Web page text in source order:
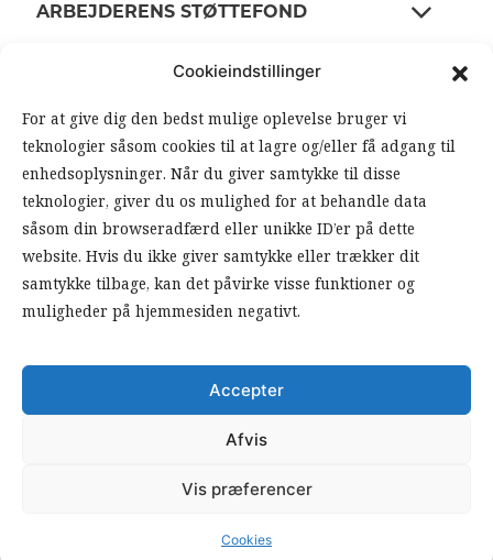
Cookieindstillinger
For at give dig den bedst mulige oplevelse bruger vi
teknologier såsom cookies til at lagre og/eller få adgang til
enhedsoplysninger. Når du giver samtykke til disse
teknologier, giver du os mulighed for at behandle data
såsom din browseradfærd eller unikke ID’er på dette
website. Hvis du ikke giver samtykke eller trækker dit
samtykke tilbage, kan det påvirke visse funktioner og
muligheder på hjemmesiden negativt.
Accepter
Afvis
Vis præferencer
Cookies
ARBEJDERENS STØTTEFOND
ANSVARSHAVENDE REDAKTØR
OM ARBEJDEREN
SOUNDCLOUD RSS FEEDS
FØLG ARBEJDEREN
© 2026 Arbejderen. Alle rettigheder forbeholdes.